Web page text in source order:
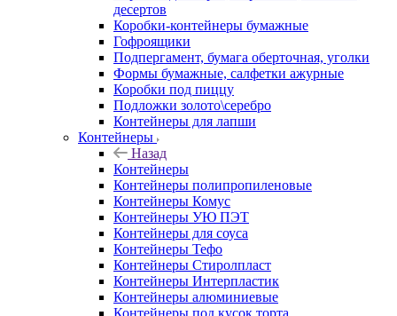
десертов
Коробки-контейнеры бумажные
Гофроящики
Подпергамент, бумага оберточная, уголки
Формы бумажные, салфетки ажурные
Коробки под пиццу
Подложки золото\серебро
Контейнеры для лапши
Контейнеры
Назад
Контейнеры
Контейнеры полипропиленовые
Контейнеры Комус
Контейнеры УЮ ПЭТ
Контейнеры для соуса
Контейнеры Тефо
Контейнеры Стиролпласт
Контейнеры Интерпластик
Контейнеры алюминиевые
Контейнеры под кусок торта